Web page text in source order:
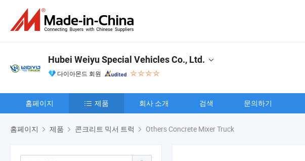
Hubei Weiyu Special Vehicles Co., Ltd.
다이아몬드 회원
홈페이지 제품 회사 소개 검색 문의하기
홈페이지 제품 콘크리트 믹서 트럭 Others Concrete Mixer Truck